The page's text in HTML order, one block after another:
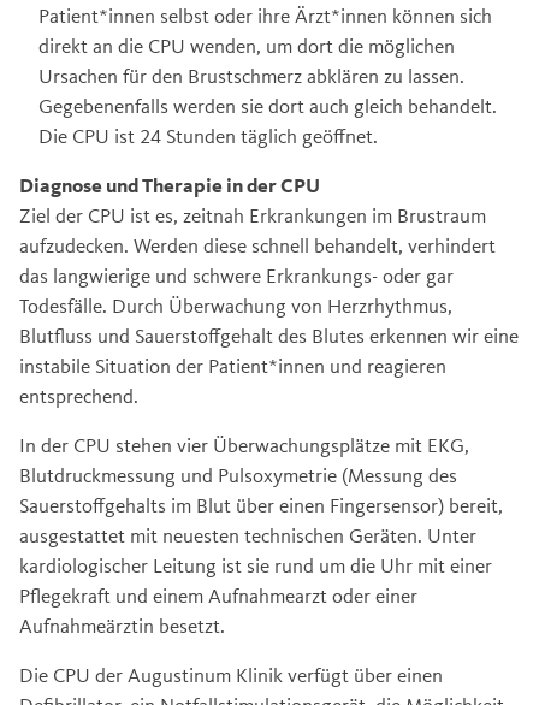
Patient*innen selbst oder ihre Ärzt*innen können sich
direkt an die CPU wenden, um dort die möglichen
Ursachen für den Brustschmerz abklären zu lassen.
Gegebenenfalls werden sie dort auch gleich behandelt.
Die CPU ist 24 Stunden täglich geöffnet.
Diagnose und Therapie in der CPU
Ziel der CPU ist es, zeitnah Erkrankungen im Brustraum
aufzudecken. Werden diese schnell behandelt, verhindert
das langwierige und schwere Erkrankungs- oder gar
Todesfälle. Durch Überwachung von Herzrhythmus,
Blutfluss und Sauerstoffgehalt des Blutes erkennen wir eine
instabile Situation der Patient*innen und reagieren
entsprechend.
In der CPU stehen vier Überwachungsplätze mit EKG,
Blutdruckmessung und Pulsoxymetrie (Messung des
Sauerstoffgehalts im Blut über einen Fingersensor) bereit,
ausgestattet mit neuesten technischen Geräten. Unter
kardiologischer Leitung ist sie rund um die Uhr mit einer
Pflegekraft und einem Aufnahmearzt oder einer
Aufnahmeärztin besetzt.
Die CPU der Augustinum Klinik verfügt über einen